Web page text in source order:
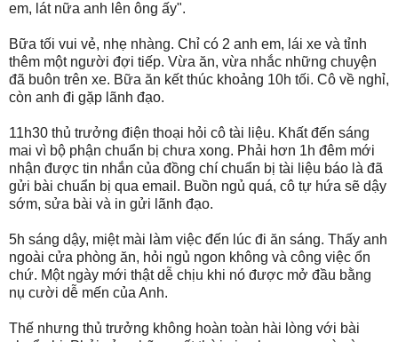
em, lát nữa anh lên ông ấy".
Bữa tối vui vẻ, nhẹ nhàng. Chỉ có 2 anh em, lái xe và tỉnh
thêm một người đợi tiếp. Vừa ăn, vừa nhắc những chuyện
đã buôn trên xe. Bữa ăn kết thúc khoảng 10h tối. Cô về nghỉ,
còn anh đi gặp lãnh đạo.
11h30 thủ trưởng điện thoại hỏi cô tài liệu. Khất đến sáng
mai vì bộ phận chuẩn bị chưa xong. Phải hơn 1h đêm mới
nhận được tin nhắn của đồng chí chuẩn bị tài liệu báo là đã
gửi bài chuẩn bị qua email. Buồn ngủ quá, cô tự hứa sẽ dậy
sớm, sửa bài và in gửi lãnh đạo.
5h sáng dậy, miệt mài làm việc đến lúc đi ăn sáng. Thấy anh
ngoài cửa phòng ăn, hỏi ngủ ngon không và công việc ổn
chứ. Một ngày mới thật dễ chịu khi nó được mở đầu bằng
nụ cười dễ mến của Anh.
Thế nhưng thủ trưởng không hoàn toàn hài lòng với bài